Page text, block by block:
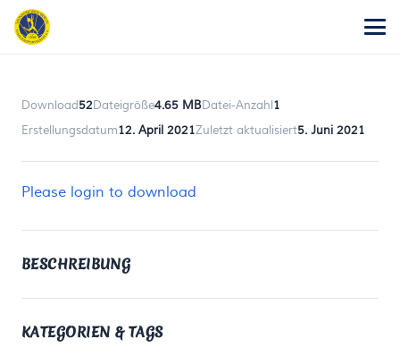
Download52Dateigröße4.65 MBDatei-Anzahl 1
Erstellungsdatum12. April 2021Zuletzt aktualisiert5. Juni 2021
Please login to download
BESCHREIBUNG
KATEGORIEN & TAGS